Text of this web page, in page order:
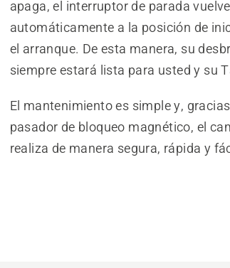
apaga, el interruptor de parada vuelve
automáticamente a la posición de
el arranque. De esta manera, su
siempre estará lista para usted y su
El mantenimiento es simple y,
pasador de bloqueo magnético, el
realiza de manera segura, rápida y